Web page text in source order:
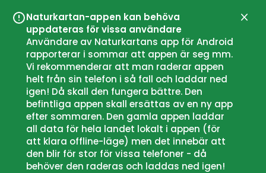
Naturkartan-appen kan behöva
uppdateras för vissa användare
Användare av Naturkartans app för Android
rapporterar i sommar att appen är seg mm.
Vi rekommenderar att man raderar appen
helt från sin telefon i så fall och laddar ned
igen! Då skall den fungera bättre. Den
befintliga appen skall ersättas av en ny app
efter sommaren. Den gamla appen laddar
all data för hela landet lokalt i appen (för
att klara offline-läge) men det innebär att
den blir för stor för vissa telefoner - då
behöver den raderas och laddas ned igen!